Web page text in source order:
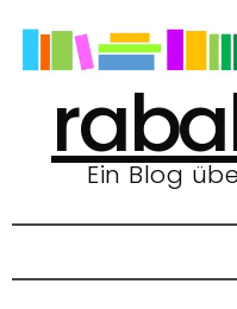
Inhalt
springen
Ein Blog